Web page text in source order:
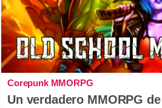
Corepunk MMORPG
Un verdadero MMORPG